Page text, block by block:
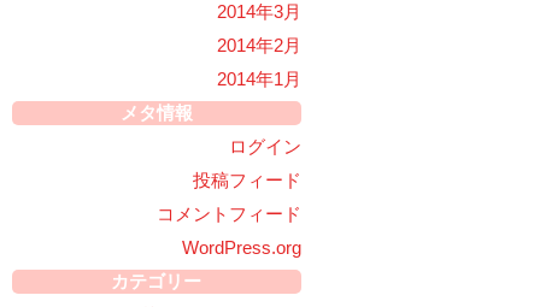
2014年3月
2014年2月
2014年1月
メタ情報
ログイン
投稿フィード
コメントフィード
WordPress.org
カテゴリー